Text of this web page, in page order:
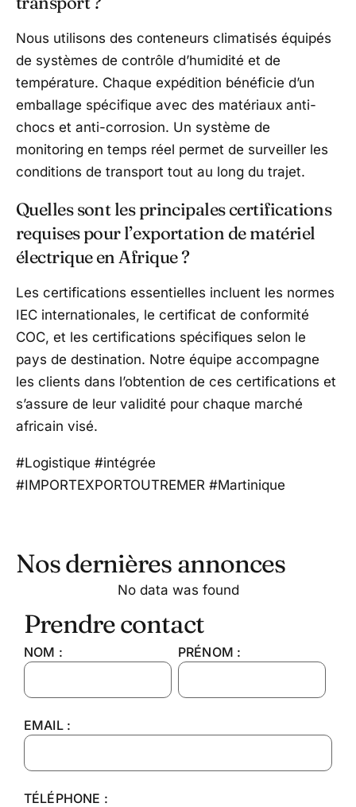
Nous utilisons des conteneurs climatisés équipés
de systèmes de contrôle d’humidité et de
température. Chaque expédition bénéficie d’un
emballage spécifique avec des matériaux anti-
chocs et anti-corrosion. Un système de
monitoring en temps réel permet de surveiller les
conditions de transport tout au long du trajet.
Quelles sont les principales certifications
requises pour l’exportation de matériel
électrique en Afrique ?
Les certifications essentielles incluent les normes
IEC internationales, le certificat de conformité
COC, et les certifications spécifiques selon le
pays de destination. Notre équipe accompagne
les clients dans l’obtention de ces certifications et
s’assure de leur validité pour chaque marché
africain visé.
#Logistique #intégrée
#IMPORTEXPORTOUTREMER #Martinique
Nos dernières annonces
No data was found
Prendre contact
NOM : PRÉNOM :
EMAIL :
TÉLÉPHONE :